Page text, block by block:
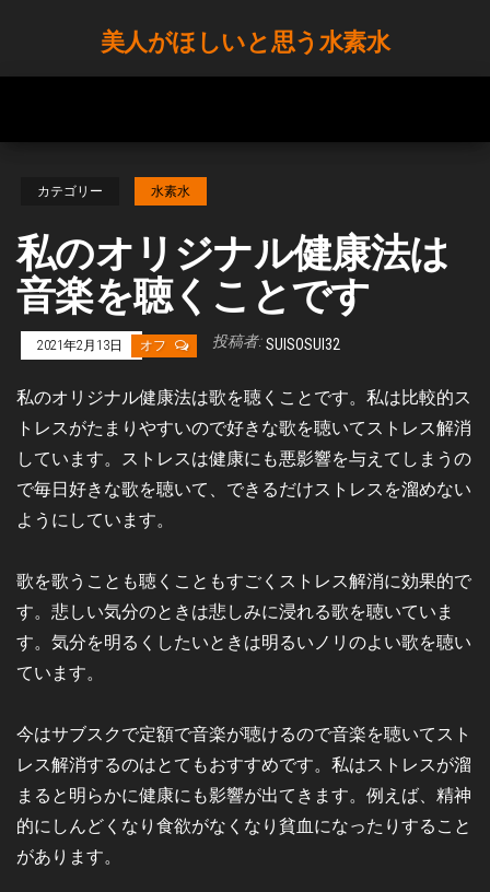
the
美人がほしいと思う水素水
カテゴリー 水素水
私のオリジナル健康法は
音楽を聴くことです
2021年2月13日 オフ 投稿者: SUISOSUI32
私のオリジナル健康法は歌を聴くことです。私は比較的ス
トレスがたまりやすいので好きな歌を聴いてストレス解消
しています。ストレスは健康にも悪影響を与えてしまうの
で毎日好きな歌を聴いて、できるだけストレスを溜めない
ようにしています。
歌を歌うことも聴くこともすごくストレス解消に効果的で
す。悲しい気分のときは悲しみに浸れる歌を聴いていま
す。気分を明るくしたいときは明るいノリのよい歌を聴い
ています。
今はサブスクで定額で音楽が聴けるので音楽を聴いてスト
レス解消するのはとてもおすすめです。私はストレスが溜
まると明らかに健康にも影響が出てきます。例えば、精神
的にしんどくなり食欲がなくなり貧血になったりすること
があります。